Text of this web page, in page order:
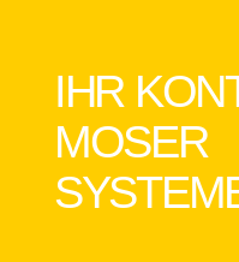
IHR
MOSER